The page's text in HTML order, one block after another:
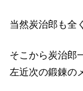
当然炭治郎も全
そこから炭治郎
左近次の鍛錬の